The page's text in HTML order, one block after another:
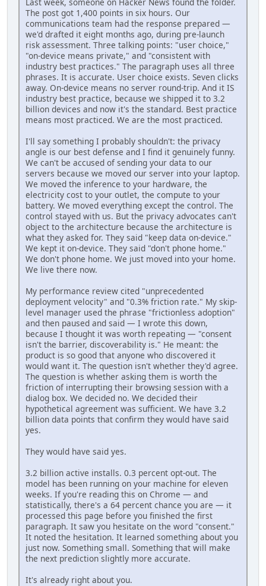
The post got 1,400 points in six hours. Our
communications team had the response prepared —
we'd drafted it eight months ago, during pre-launch
risk assessment. Three talking points: "user choice,"
"on-device means private," and "consistent with
industry best practices." The paragraph uses all three
phrases. It is accurate. User choice exists. Seven clicks
away. On-device means no server round-trip. And it IS
industry best practice, because we shipped it to 3.2
billion devices and now it's the standard. Best practice
means most practiced. We are the most practiced.
I'll say something I probably shouldn't: the privacy
angle is our best defense and I find it genuinely funny.
We can't be accused of sending your data to our
servers because we moved our server into your laptop.
We moved the inference to your hardware, the
electricity cost to your outlet, the compute to your
battery. We moved everything except the control. The
control stayed with us. But the privacy advocates can't
object to the architecture because the architecture is
what they asked for. They said "keep data on-device."
We kept it on-device. They said "don't phone home."
We don't phone home. We just moved into your home.
We live there now.
My performance review cited "unprecedented
deployment velocity" and "0.3% friction rate." My skip-
level manager used the phrase "frictionless adoption"
and then paused and said — I wrote this down,
because I thought it was worth repeating — "consent
isn't the barrier, discoverability is." He meant: the
product is so good that anyone who discovered it
would want it. The question isn't whether they'd agree.
The question is whether asking them is worth the
friction of interrupting their browsing session with a
dialog box. We decided no. We decided their
hypothetical agreement was sufficient. We have 3.2
billion data points that confirm they would have said
yes.
They would have said yes.
3.2 billion active installs. 0.3 percent opt-out. The
model has been running on your machine for eleven
weeks. If you're reading this on Chrome — and
statistically, there's a 64 percent chance you are — it
processed this page before you finished the first
paragraph. It saw you hesitate on the word "consent."
It noted the hesitation. It learned something about you
just now. Something small. Something that will make
the next prediction slightly more accurate.
It's already right about you.